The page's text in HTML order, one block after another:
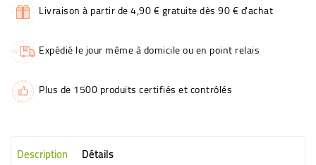
Livraison à partir de 4,90 € gratuite dès 90 € d'achat
Expédié le jour même à domicile ou en point relais
Plus de 1500 produits certifiés et contrôlés
Description Détails